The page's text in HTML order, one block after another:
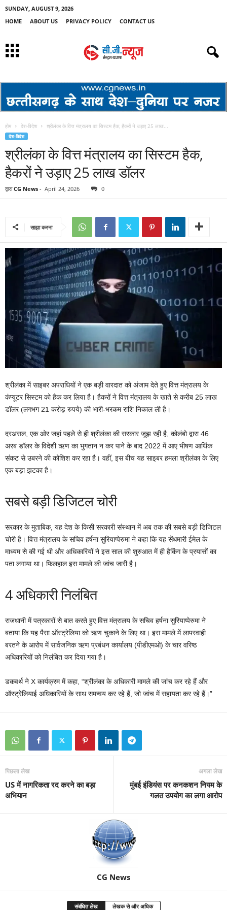
SUNDAY, AUGUST 9, 2026
HOME
ABOUT US PRIVACY POLICY CONTACT US
होम देश-विदेश श्रीलंका के वित्त मंत्रालय का सिस्टम हैक, हैकरों ने उड़ाए 25 लाख...
देश-विदेश
श्रीलंका के वित्त मंत्रालय का सिस्टम हैक,
हैकरों ने उड़ाए 25 लाख डॉलर
द्वारा CG News - April 24, 2026 0
साझा करना
श्रीलंका में साइबर अपराधियों ने एक बड़ी वारदात को अंजाम देते हुए वित्त मंत्रालय के
कंप्यूटर सिस्टम को हैक कर लिया है। हैकरों ने वित्त मंत्रालय के खाते से करीब 25 लाख
डॉलर (लगभग 21 करोड़ रुपये) की भारी-भरकम राशि निकाल ली है।
दरअसल, एक ओर जहां पहले से ही श्रीलंका की सरकार जूझ रही है, कोलंबो द्वारा 46
अरब डॉलर के विदेशी ऋण का भुगतान न कर पाने के बाद 2022 में आए भीषण आर्थिक
संकट से उबरने की कोशिश कर रहा है। वहीं, इस बीच यह साइबर हमला श्रीलंका के लिए
एक बड़ा झटका है।
सबसे बड़ी डिजिटल चोरी
सरकार के मुताबिक, यह देश के किसी सरकारी संस्थान में अब तक की सबसे बड़ी डिजिटल
चोरी है। वित्त मंत्रालय के सचिव हर्षना सुरियाप्पेरुमा ने कहा कि यह सेंधमारी ईमेल के
माध्यम से की गई थी और अधिकारियों ने इस साल की शुरुआत में ही हैकिंग के प्रयासों का
पता लगाया था। फिलहाल इस मामले की जांच जारी है।
4 अधिकारी निलंबित
राजधानी में पत्रकारों से बात करते हुए वित्त मंत्रालय के सचिव हर्षना सुरियाप्पेरुमा ने
बताया कि यह पैसा ऑस्ट्रेलिया को ऋण चुकाने के लिए था। इस मामले में लापरवाही
बरतने के आरोप में सार्वजनिक ऋण प्रबंधन कार्यालय (पीडीएमओ) के चार वरिष्ठ
अधिकारियों को निलंबित कर दिया गया है।
डकवर्थ ने X कार्यक्रम में कहा, “श्रीलंका के अधिकारी मामले की जांच कर रहे हैं और
ऑस्ट्रेलियाई अधिकारियों के साथ समन्वय कर रहे हैं, जो जांच में सहायता कर रहे हैं।”
पिछला लेख
US में नागरिकता रद करने का बड़ा
अभियान
अगला लेख
मुंबई इंडियंस पर कनकशन नियम के
गलत उपयोग का लगा आरोप
CG News
संबंधित लेख लेखक से और अधिक